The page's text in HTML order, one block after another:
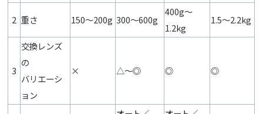
2 重さ 150〜200g 300〜600g
400g〜
1.2kg
1.5〜2.2kg
3
交換レンズ
の
バリエーシ
ョン
× △〜◎ ◎ ◎